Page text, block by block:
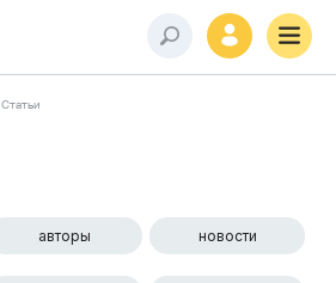
Статьи
авторы новости